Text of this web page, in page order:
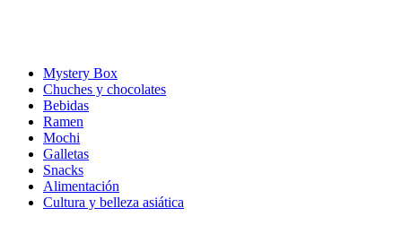
Mystery Box
Chuches y chocolates
Bebidas
Ramen
Mochi
Galletas
Snacks
Alimentación
Cultura y belleza asiática